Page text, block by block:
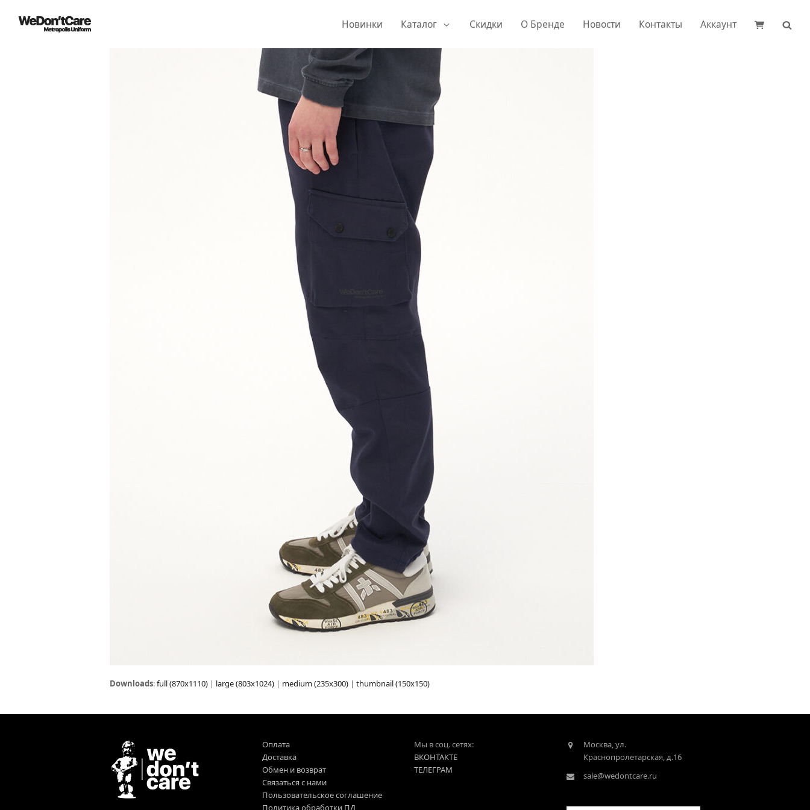
Новинки Каталог Скидки О Бренде Новости Контакты Аккаунт
Downloads:full (870x1110) | large (803x1024) | medium (235x300) | thumbnail (150x150)
Оплата
Доставка
Обмен и возврат
Связаться с нами
Пользовательское соглашение
Политика обработки ПД
Мы в соц. сетях:
ВКОНТАКТЕ
ТЕЛЕГРАМ
Москва, ул.
Краснопролетарская, д.16
sale@wedontcare.ru